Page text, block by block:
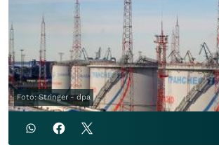
Foto: Stringer - dpa